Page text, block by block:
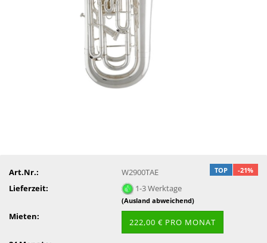
TOP -21%
Art.Nr.:
W2900TAE
Lieferzeit:
1-3 Werktage
(Ausland abweichend)
Mieten:
222,00 € PRO MONAT